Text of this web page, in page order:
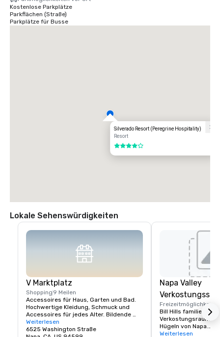
Kostenlose Parkplätze
Parkflächen (Straße)
Parkplätze für Busse
Silverado Resort (Peregrine Hospitality)
Resort
4 von 5
Lokale Sehenswürdigkeiten
V Marktplatz
Shopping 9 Meilen
Accessoires für Haus, Garten und Bad.
Hochwertige Kleidung, Schmuck und
Accessoires für jedes Alter. Bildende
Kunst, Gourmetgerichte, Pralinen, Wein
und Weinproben. Romantische
Weiterlesen
6525 Washington Straße
Napa Valley
Freizeitmöglichkeiten
Bill Hills
Verkostungsraum in
Hügeln von Napa.
Besuchen Sie uns
Weiterlesen